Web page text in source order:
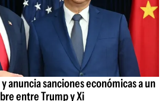
y anuncia sanciones económicas a un
entre Trump y Xi